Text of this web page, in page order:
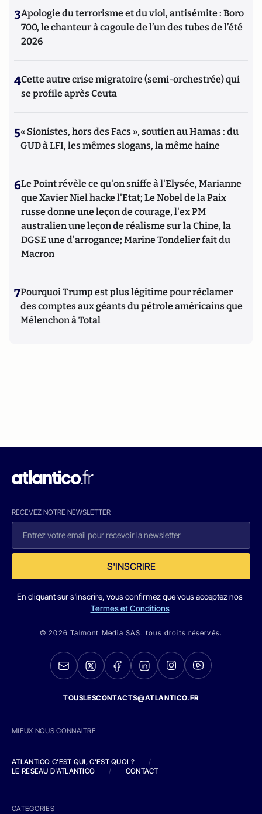
3Apologie du terrorisme et du viol, antisémite : Boro
700, le chanteur à cagoule de l’un des tubes de l’été
2026
4Cette autre crise migratoire (semi-orchestrée) qui
se profile après Ceuta
5« Sionistes, hors des Facs », soutien au Hamas : du
GUD à LFI, les mêmes slogans, la même haine
6Le Point révèle ce qu'on sniffe à l'Elysée, Marianne
que Xavier Niel hacke l'Etat; Le Nobel de la Paix
russe donne une leçon de courage, l'ex PM
australien une leçon de réalisme sur la Chine, la
DGSE une d'arrogance; Marine Tondelier fait du
Macron
7Pourquoi Trump est plus légitime pour réclamer
des comptes aux géants du pétrole américains que
Mélenchon à Total
RECEVEZ NOTRE NEWSLETTER
S'INSCRIRE
En cliquant sur s'inscrire, vous confirmez que vous acceptez nos
Termes et Conditions
© 2026 Talmont Media SAS. tous droits réservés.
TOUSLESCONTACTS@ATLANTICO.FR
MIEUX NOUS CONNAITRE
ATLANTICO C'EST QUI, C'EST QUOI ?
/
LE RESEAU D'ATLANTICO
/ CONTACT
CATEGORIES